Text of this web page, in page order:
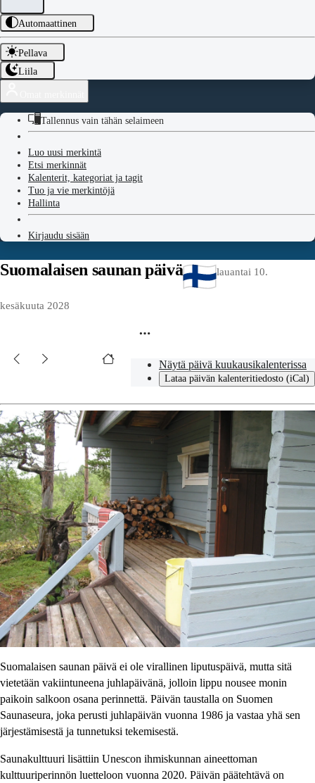
Automaattinen
Pellava
Liila
Tallennus vain tähän selaimeen
Luo uusi merkintä
Etsi merkinnät
Kalenterit, kategoriat ja tagit
Tuo ja vie merkintöjä
Hallinta
Kirjaudu sisään
Suomalaisen saunan päivä lauantai 10.
kesäkuuta 2028
Näytä päivä kuukausikalenterissa
Lataa päivän kalenteritiedosto (iCal)
Suomalaisen saunan päivä ei ole virallinen liputuspäivä, mutta sitä
vietetään vakiintuneena juhlapäivänä, jolloin lippu nousee monin
paikoin salkoon osana perinnettä. Päivän taustalla on Suomen
Saunaseura, joka perusti juhlapäivän vuonna 1986 ja vastaa yhä sen
järjestämisestä ja tunnetuksi tekemisestä.
Saunakulttuuri lisättiin Unescon ihmiskunnan aineettoman
kulttuuriperinnön luetteloon vuonna 2020. Päivän päätehtävä on